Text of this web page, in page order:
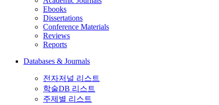
Ebooks
Dissertations
Conference Materials
Reviews
Reports
Databases & Journals
전자저널 리스트
학술DB 리스트
주제별 리스트